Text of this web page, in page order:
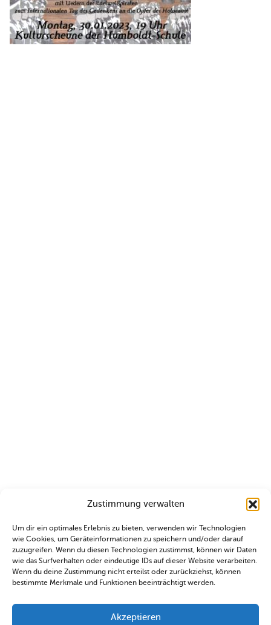
Zustimmung verwalten
Um dir ein optimales Erlebnis zu bieten, verwenden wir Technologien
wie Cookies, um Geräteinformationen zu speichern und/oder darauf
zuzugreifen. Wenn du diesen Technologien zustimmst, können wir Daten
wie das Surfverhalten oder eindeutige IDs auf dieser Website verarbeiten.
Wenn du deine Zustimmung nicht erteilst oder zurückziehst, können
bestimmte Merkmale und Funktionen beeinträchtigt werden.
Akzeptieren